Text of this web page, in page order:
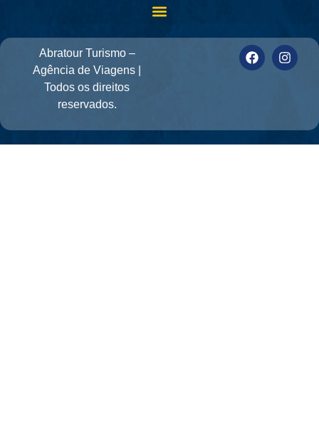
Abratour Turismo –
Agência de Viagens |
Todos os direitos
reservados.